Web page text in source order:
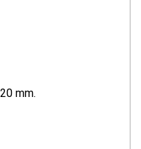
mm.